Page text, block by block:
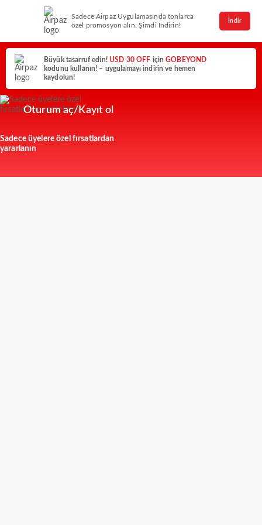
Sadece Airpaz Uygulamasında tonlarca
özel promosyon alın. Şimdi İndirin!
İndir
Büyük tasarruf edin! USD 30 OFF içinGOBEYOND
kodunu kullanın! – uygulamayı indirin ve hemen
kaydolun!
Oturum aç/Kayıt ol
Sadece üyelere özel fırsatlardan
yararlanın